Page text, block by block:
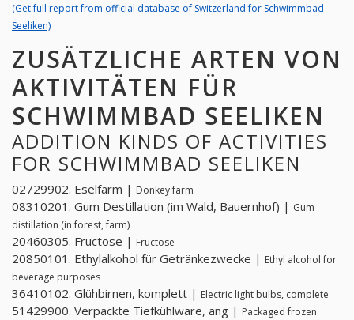
(Get full report from official database of Switzerland for Schwimmbad
Seeliken)
ZUSÄTZLICHE ARTEN VON
AKTIVITÄTEN FÜR
SCHWIMMBAD SEELIKEN
ADDITION KINDS OF ACTIVITIES
FOR SCHWIMMBAD SEELIKEN
02729902. Eselfarm | Donkey farm
08310201. Gum Destillation (im Wald, Bauernhof) | Gum
distillation (in forest, farm)
20460305. Fructose | Fructose
20850101. Ethylalkohol für Getränkezwecke | Ethyl alcohol for
beverage purposes
36410102. Glühbirnen, komplett | Electric light bulbs, complete
51429900. Verpackte Tiefkühlware, ang | Packaged frozen